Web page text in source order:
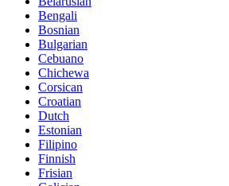
Bengali
Bosnian
Bulgarian
Cebuano
Chichewa
Corsican
Croatian
Dutch
Estonian
Filipino
Finnish
Frisian